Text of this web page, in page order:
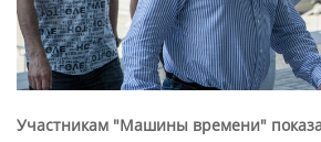
Участникам "Машины времени"